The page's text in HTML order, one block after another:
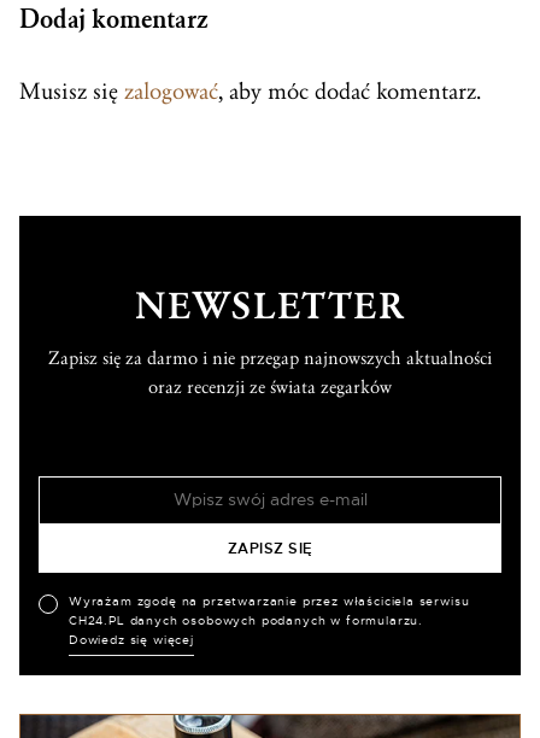
Dodaj komentarz
Musisz się zalogować, aby móc dodać komentarz.
NEWSLETTER
Zapisz się za darmo i nie przegap najnowszych aktualności
oraz recenzji ze świata zegarków
Wyrażam zgodę na przetwarzanie przez właściciela serwisu
CH24.PL danych osobowych podanych w formularzu.
Dowiedz się więcej